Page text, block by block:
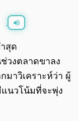
สุด
วงตลาดขาลง
มาวิเคราะห์ว่า ผู้
แนวโน้มที่จะพุ่ง